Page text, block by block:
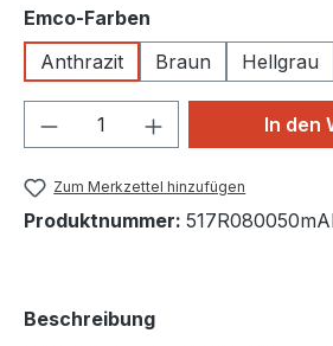
Emco-Farben
Anthrazit
Braun Hellgrau
Produkt Anzahl: GibIn den
Zum Merkzettel hinzufügen
Produktnummer:
Beschreibung